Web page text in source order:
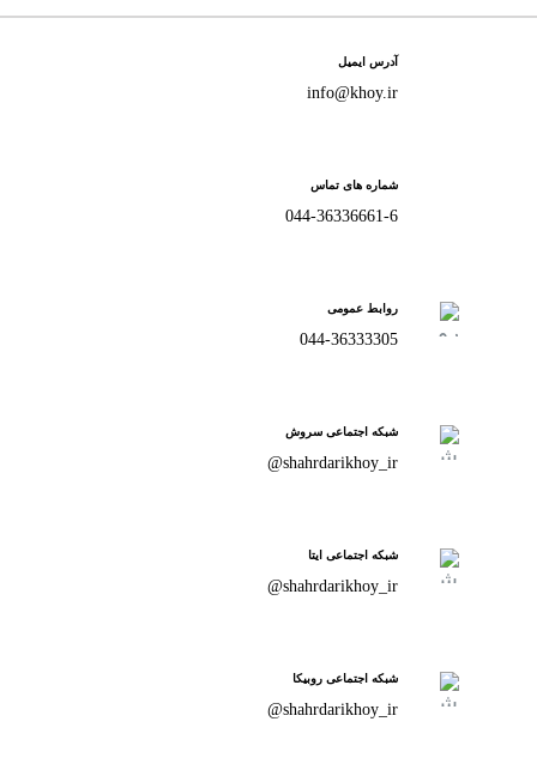
آدرس ایمیل
info@khoy.ir
شماره های تماس
044-36336661-6
روابط عمومی
044-36333305
شبکه اجتماعی سروش
shahrdarikhoy_ir@
شبکه اجتماعی ایتا
shahrdarikhoy_ir@
شبکه اجتماعی روبیکا
shahrdarikhoy_ir@